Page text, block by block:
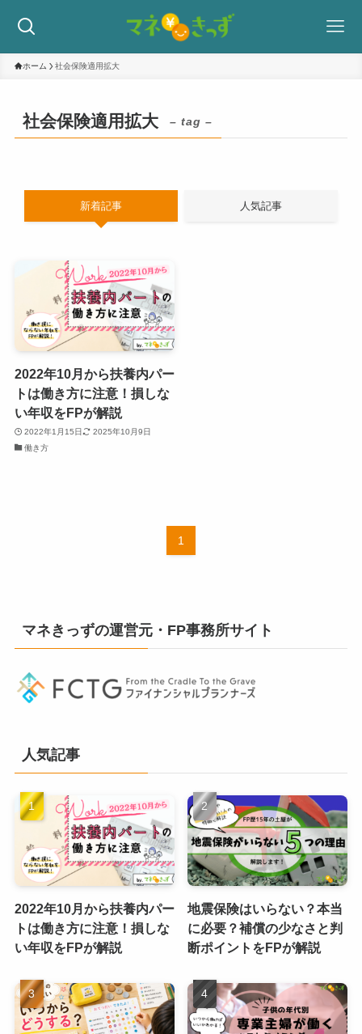
ホーム 社会保険適用拡大
社会保険適用拡大 – tag –
新着記事 人気記事
2022年10月から扶養内パー
トは働き方に注意！損しな
い年収をFPが解説
2022年1月15日
2025年10月9日
働き方
1
マネきっずの運営元・FP事務所サイト
人気記事
2022年10月から扶養内パー
トは働き方に注意！損しな
い年収をFPが解説
地震保険はいらない？本当
に必要？補償の少なさと判
断ポイントをFPが解説